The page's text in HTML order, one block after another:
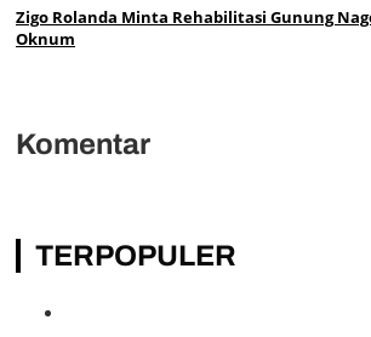
Zigo Rolanda Minta Rehabilitasi Gunung
Oknum
Komentar
TERPOPULER